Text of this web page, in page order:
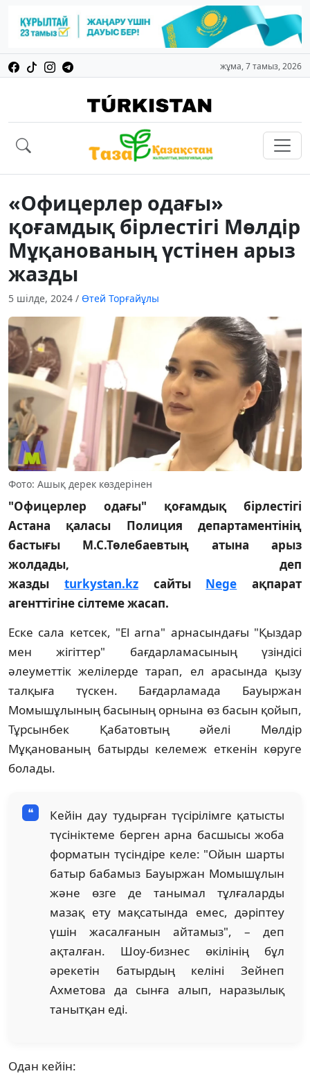
жұма, 7 тамыз, 2026
«Офицерлер одағы»
қоғамдық бірлестігі Мөлдір
Мұқанованың үстінен арыз
жазды
5 шілде, 2024 / Өтей Торғайұлы
Фото: Ашық дерек көздерінен
"Офицерлер одағы" қоғамдық бірлестігі
Астана қаласы Полиция департаментінің
бастығы М.С.Төлебаевтың атына арыз
жолдады, деп
жазды turkystan.kzсайты Nege ақпарат
агенттігіне сілтеме жасап.
Еске сала кетсек, "El аrna" арнасындағы "Қыздар
мен жігіттер" бағдарламасының үзіндісі
әлеуметтік желілерде тарап, ел арасында қызу
талқыға түскен. Бағдарламада Бауыржан
Момышұлының басының орнына өз басын қойып,
Тұрсынбек Қабатовтың әйелі Мөлдір
Мұқанованың батырды келемеж еткенін көруге
болады.
Кейін дау тудырған түсірілімге қатысты
түсініктеме берген арна басшысы жоба
форматын түсіндіре келе: "Ойын шарты
батыр бабамыз Бауыржан Момышұлын
және өзге де танымал тұлғаларды
мазақ ету мақсатында емес, дәріптеу
үшін жасалғанын айтамыз", – деп
ақталған. Шоу-бизнес өкілінің бұл
әрекетін батырдың келіні Зейнеп
Ахметова да сынға алып, наразылық
танытқан еді.
Одан кейін: